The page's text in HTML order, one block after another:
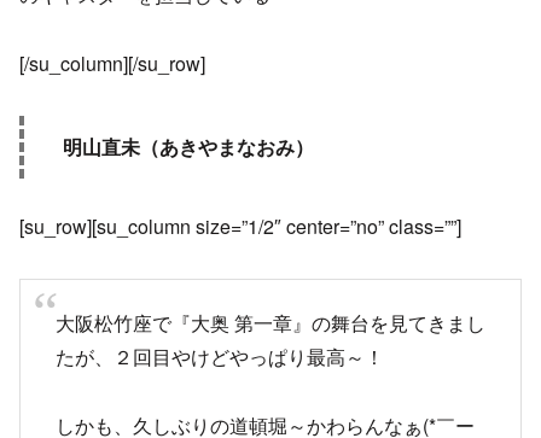
[/su_column][/su_row]
明山直未（あきやまなおみ）
[su_row][su_column size=”1/2″ center=”no” class=””]
大阪松竹座で『大奥 第一章』の舞台を見てきまし
たが、２回目やけどやっぱり最高～！
しかも、久しぶりの道頓堀～かわらんなぁ(*￣ー